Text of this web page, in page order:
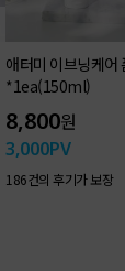
애터미 이브닝케어
*1ea(150ml)
8,800원
3,000PV
186건의 후기가 보장